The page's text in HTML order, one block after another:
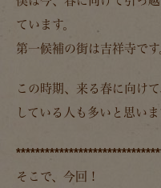
ています。
第一候補の街は吉祥寺です
この時期、来る春に向け
している人も多いと思いま
そこで、今回！